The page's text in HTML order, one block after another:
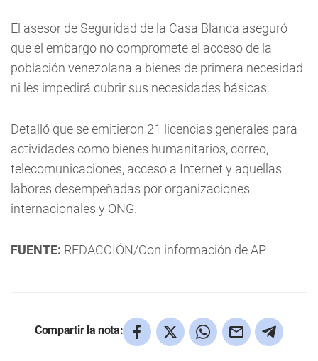
El asesor de Seguridad de la Casa Blanca aseguró
que el embargo no compromete el acceso de la
población venezolana a bienes de primera necesidad
ni les impedirá cubrir sus necesidades básicas.
Detalló que se emitieron 21 licencias generales para
actividades como bienes humanitarios, correo,
telecomunicaciones, acceso a Internet y aquellas
labores desempeñadas por organizaciones
internacionales y ONG.
FUENTE: REDACCIÓN/Con información de AP
Compartir la nota: